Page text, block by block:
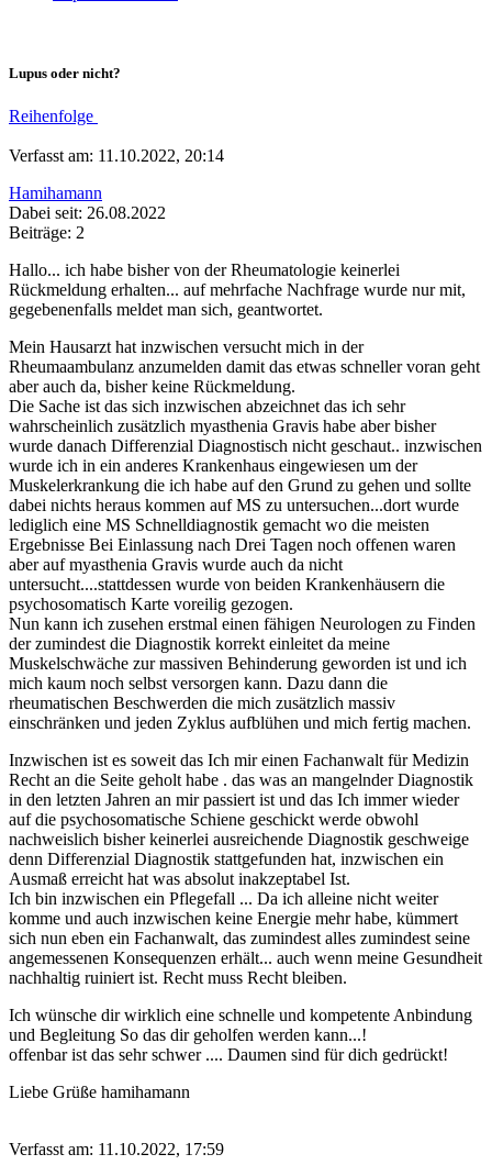
Lupus oder nicht?
Reihenfolge
Verfasst am: 11.10.2022, 20:14
Hamihamann
Dabei seit: 26.08.2022
Beiträge: 2
Hallo... ich habe bisher von der Rheumatologie keinerlei
Rückmeldung erhalten... auf mehrfache Nachfrage wurde nur mit,
gegebenenfalls meldet man sich, geantwortet.
Mein Hausarzt hat inzwischen versucht mich in der
Rheumaambulanz anzumelden damit das etwas schneller voran geht
aber auch da, bisher keine Rückmeldung.
Die Sache ist das sich inzwischen abzeichnet das ich sehr
wahrscheinlich zusätzlich myasthenia Gravis habe aber bisher
wurde danach Differenzial Diagnostisch nicht geschaut.. inzwischen
wurde ich in ein anderes Krankenhaus eingewiesen um der
Muskelerkrankung die ich habe auf den Grund zu gehen und sollte
dabei nichts heraus kommen auf MS zu untersuchen...dort wurde
lediglich eine MS Schnelldiagnostik gemacht wo die meisten
Ergebnisse Bei Einlassung nach Drei Tagen noch offenen waren
aber auf myasthenia Gravis wurde auch da nicht
untersucht....stattdessen wurde von beiden Krankenhäusern die
psychosomatisch Karte voreilig gezogen.
Nun kann ich zusehen erstmal einen fähigen Neurologen zu Finden
der zumindest die Diagnostik korrekt einleitet da meine
Muskelschwäche zur massiven Behinderung geworden ist und ich
mich kaum noch selbst versorgen kann. Dazu dann die
rheumatischen Beschwerden die mich zusätzlich massiv
einschränken und jeden Zyklus aufblühen und mich fertig machen.
Inzwischen ist es soweit das Ich mir einen Fachanwalt für Medizin
Recht an die Seite geholt habe . das was an mangelnder Diagnostik
in den letzten Jahren an mir passiert ist und das Ich immer wieder
auf die psychosomatische Schiene geschickt werde obwohl
nachweislich bisher keinerlei ausreichende Diagnostik geschweige
denn Differenzial Diagnostik stattgefunden hat, inzwischen ein
Ausmaß erreicht hat was absolut inakzeptabel Ist.
Ich bin inzwischen ein Pflegefall ... Da ich alleine nicht weiter
komme und auch inzwischen keine Energie mehr habe, kümmert
sich nun eben ein Fachanwalt, das zumindest alles zumindest seine
angemessenen Konsequenzen erhält... auch wenn meine Gesundheit
nachhaltig ruiniert ist. Recht muss Recht bleiben.
Ich wünsche dir wirklich eine schnelle und kompetente Anbindung
und Begleitung So das dir geholfen werden kann...!
offenbar ist das sehr schwer .... Daumen sind für dich gedrückt!
Liebe Grüße hamihamann
Verfasst am: 11.10.2022, 17:59